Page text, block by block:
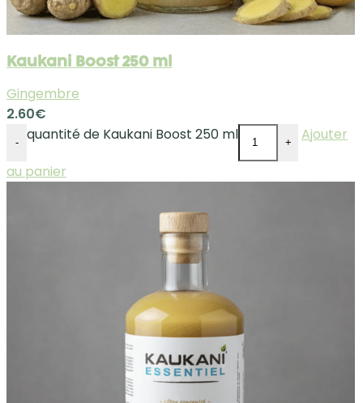
Kaukani Boost 250 ml
Gingembre
2.60€
- quantité de Kaukani Boost 250 ml +
Ajouter
au panier